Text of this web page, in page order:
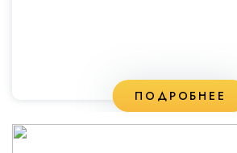
ПОДРОБНЕЕ